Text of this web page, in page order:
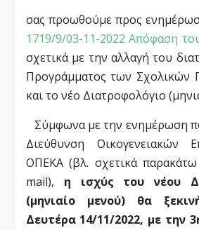
σας προωθούμε προς
1719/9/03-11-2022 Απόφαση
σχετικά με την αλλαγή του
Προγράμματος των Σχολικών
και το νέο Διατροφολόγιο
Σύμφωνα με την ενημέρωση
Διεύθυνση Οικογενειακών
ΟΠΕΚΑ (βλ. σχετικά
mail), η ισχύς του νέου
(μηνιαίο μενού) θα
Δευτέρα 14/11/2022, με την